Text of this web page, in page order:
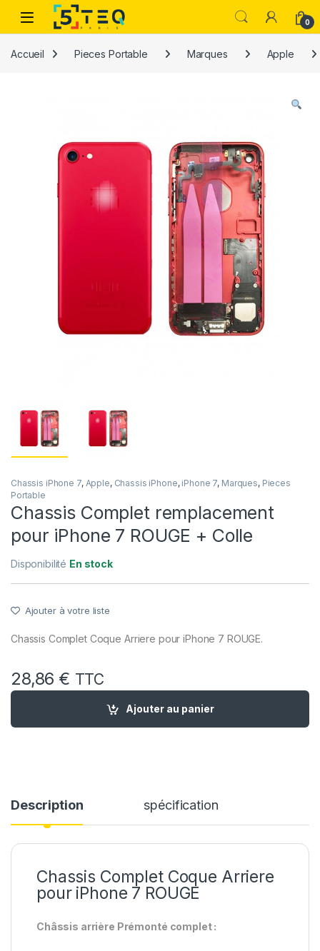
Passer à la navigation
Aller au contenu
0
Accueil Pieces Portable Marques Apple
Chassis iPhone 7, Apple, Chassis iPhone, iPhone 7, Marques, Pieces
Portable
Chassis Complet remplacement
pour iPhone 7 ROUGE + Colle
Disponibilité En stock
Ajouter à votre liste
Chassis Complet Coque Arriere pour iPhone 7 ROUGE.
28,86 € TTC
quantité de Chassis Complet remplacement pour iPhone 7
Ajouter au panier
Description spécification
Chassis Complet Coque Arriere
pour iPhone 7 ROUGE
Châssis arrière Prémonté complet :